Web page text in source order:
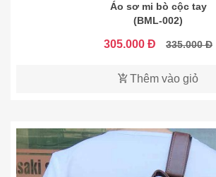
Áo sơ mi bò cộc tay
(BML-002)
305.000 Đ 335.000 Đ
Thêm vào giỏ